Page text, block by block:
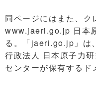
同ページにはまた、
www.jaeri.go.jp 日本
る。「jaeri.go.jp」は
行政法人 日本原子力
センターが保有するド